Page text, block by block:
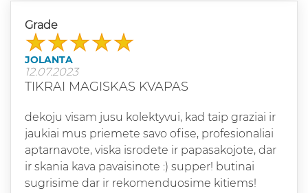
Grade
JOLANTA
12.07.2023
TIKRAI MAGISKAS KVAPAS
dekoju visam jusu kolektyvui, kad taip graziai ir
jaukiai mus priemete savo ofise, profesionaliai
aptarnavote, viska isrodete ir papasakojote, dar
ir skania kava pavaisinote :) supper! butinai
sugrisime dar ir rekomenduosime kitiems!